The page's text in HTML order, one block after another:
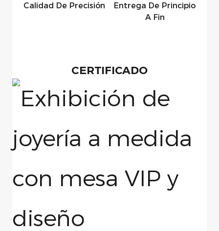
Calidad De Precisión
Entrega De Principio
A Fin
CERTIFICADO